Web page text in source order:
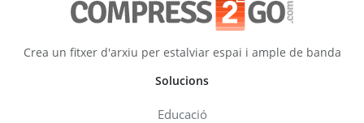
Crea un fitxer d'arxiu per estalviar espai i ample de banda
Solucions
Educació